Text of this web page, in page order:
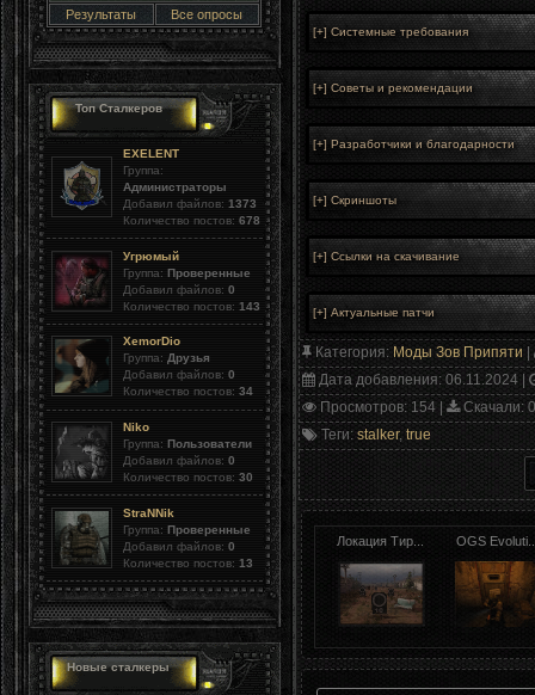
Результаты
Все опросы
Топ Сталкеров
EXELENT
Группа:
Администраторы
Добавил файлов: 1373
Количество постов: 678
Угрюмый
Группа: Проверенные
Добавил файлов: 0
Количество постов: 143
XemorDio
Группа: Друзья
Добавил файлов: 0
Количество постов: 34
Niko
Группа: Пользователи
Добавил файлов: 0
Количество постов: 30
StraNNik
Группа: Проверенные
Добавил файлов: 0
Количество постов: 13
Новые сталкеры
Категория: Моды Зов Припяти |
Дата добавления: 06.11.2024 |
Просмотров: 154 | Скачали:
Теги: stalker, true
Локация Тир... OGS